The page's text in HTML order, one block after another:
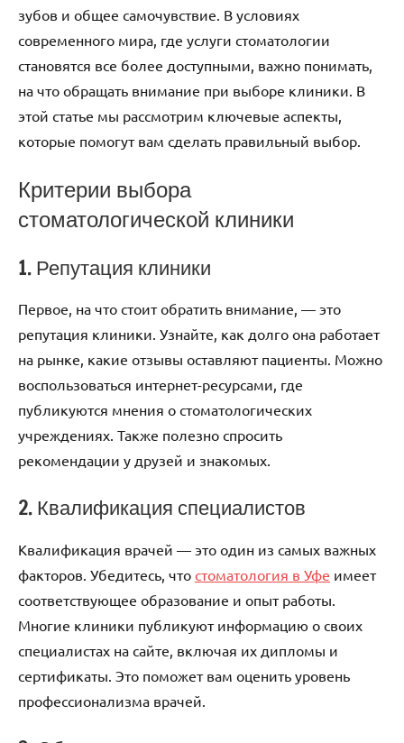
зубов и общее самочувствие. В условиях
современного мира, где услуги стоматологии
становятся все более доступными, важно понимать,
на что обращать внимание при выборе клиники. В
этой статье мы рассмотрим ключевые аспекты,
которые помогут вам сделать правильный выбор.
Критерии выбора
стоматологической клиники
1. Репутация клиники
Первое, на что стоит обратить внимание, — это
репутация клиники. Узнайте, как долго она работает
на рынке, какие отзывы оставляют пациенты. Можно
воспользоваться интернет-ресурсами, где
публикуются мнения о стоматологических
учреждениях. Также полезно спросить
рекомендации у друзей и знакомых.
2. Квалификация специалистов
Квалификация врачей — это один из самых важных
факторов. Убедитесь, что стоматология в Уфе имеет
соответствующее образование и опыт работы.
Многие клиники публикуют информацию о своих
специалистах на сайте, включая их дипломы и
сертификаты. Это поможет вам оценить уровень
профессионализма врачей.